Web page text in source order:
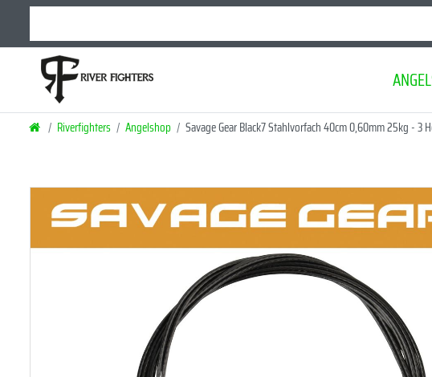
Riverfighters Angelshop Savage Gear Black7 Stahlvorfach 40cm 0,60mm 25kg - 3